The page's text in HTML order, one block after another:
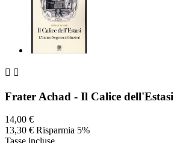
 
Frater Achad - Il Calice dell'Estasi
14,00 €
13,30 € Risparmia 5%